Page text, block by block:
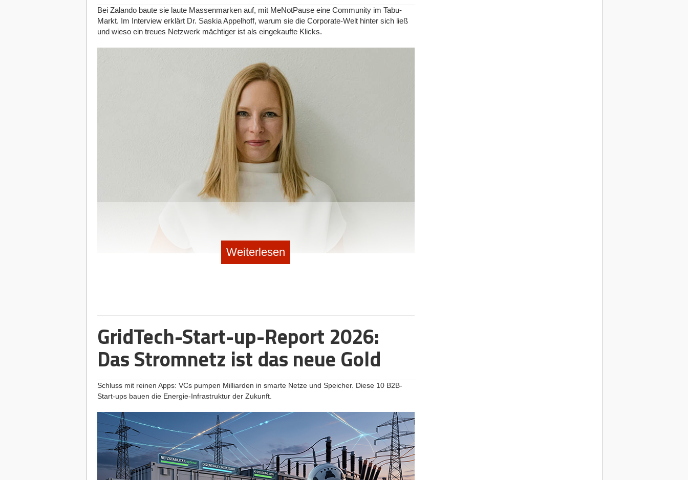
Bei Zalando baute sie laute Massenmarken auf, mit MeNotPause eine Community im Tabu-
Markt. Im Interview erklärt Dr. Saskia Appelhoff, warum sie die Corporate-Welt hinter sich ließ
und wieso ein treues Netzwerk mächtiger ist als eingekaufte Klicks.
pumpen, baut sie in einem oft ignorierten, von Tabus behafteten Markt auf Community und
tiefes Vertrauen. Inzwischen erreicht sie damit eine Gemeinschaft von über 40.000 Frauen. Im
StartingUp-Interview erklärt Saskia, warum sie die Corporate-Welt hinter sich ließ, wieso ein
treues Netzwerk mächtiger ist als eingekaufte Klicks und welche Fehler Start-ups beim
Das Interview
Sprung in die Ungewissheit
StartingUp:Saskia, nach Top-Positionen bei Zalando und Raisin: Was war dein Auslöser, die
Corporate-Komfortzone zu verlassen und mit MeNotPause das volle Gründerrisiko
einzugehen?
Dr. Saskia Appelhoff:Eigentlich zieht sich das durch meine ganze Karriere: Ich wollte immer
dort sein, wo etwas gerade entsteht. Bei Zalando war ich Mitarbeiterin Nummer 70, bei Raisin
Weiterlesen
GridTech-Start-up-Report 2026:
Das Stromnetz ist das neue Gold
Schluss mit reinen Apps: VCs pumpen Milliarden in smarte Netze und Speicher. Diese 10 B2B-
Start-ups bauen die Energie-Infrastruktur der Zukunft.